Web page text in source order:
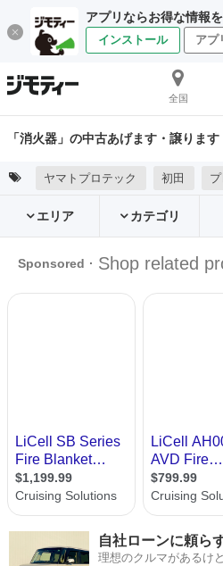
アプリならお得な情報
インストール アプ
全国
「消火器」の中古あげます・譲ります
ヤマトプロテック 初田
エリア カテゴリ
自社ローンに頼ら
理想のクルマがあるけ